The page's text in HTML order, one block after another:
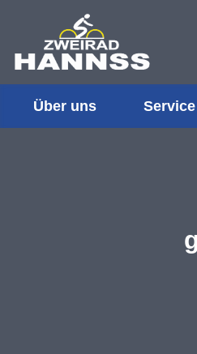
Über uns Service